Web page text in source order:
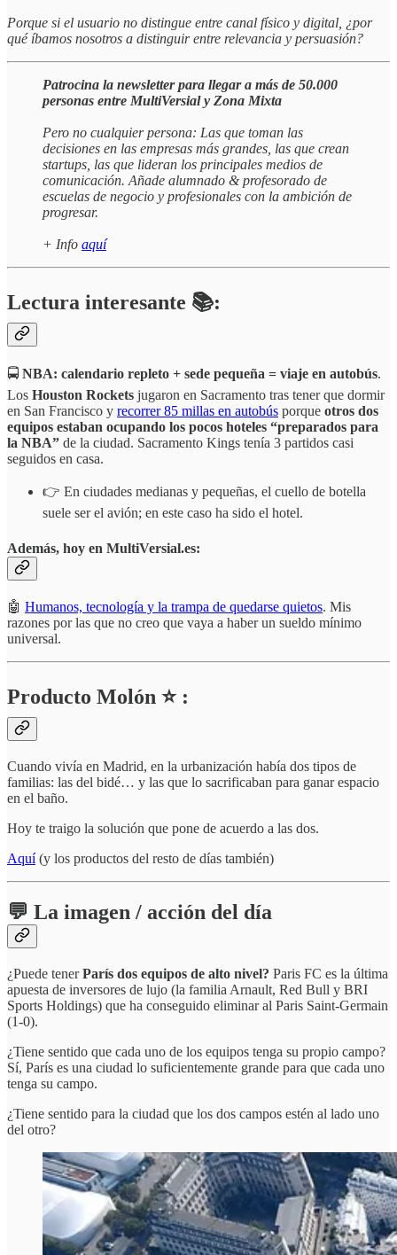
Porque si el usuario no distingue entre canal físico y digital, ¿por
qué íbamos nosotros a distinguir entre relevancia y persuasión?
Patrocina la newsletter para llegar a más de 50.000
personas entre MultiVersial y Zona Mixta
Pero no cualquier persona: Las que toman las
decisiones en las empresas más grandes, las que crean
startups, las que lideran los principales medios de
comunicación. Añade alumnado & profesorado de
escuelas de negocio y profesionales con la ambición de
progresar.
+ Info aquí
Lectura interesante 📚:
🚍 NBA: calendario repleto + sede pequeña = viaje en autobús.
Los Houston Rockets jugaron en Sacramento tras tener que dormir
en San Francisco y recorrer 85 millas en autobús porque otros dos
equipos estaban ocupando los pocos hoteles “preparados para
la NBA” de la ciudad. Sacramento Kings tenía 3 partidos casi
seguidos en casa.
👉 En ciudades medianas y pequeñas, el cuello de botella
suele ser el avión; en este caso ha sido el hotel.
Además, hoy en MultiVersial.es:
🤖 Humanos, tecnología y la trampa de quedarse quietos. Mis
razones por las que no creo que vaya a haber un sueldo mínimo
universal.
Producto Molón ⭐ :
Cuando vivía en Madrid, en la urbanización había dos tipos de
familias: las del bidé… y las que lo sacrificaban para ganar espacio
en el baño.
Hoy te traigo la solución que pone de acuerdo a las dos.
Aquí(y los productos del resto de días también)
💬 La imagen / acción del día
¿Puede tenerParís dos equipos de alto nivel? Paris FC es la última
apuesta de inversores de lujo (la familia Arnault, Red Bull y BRI
Sports Holdings) que ha conseguido eliminar al Paris Saint-Germain
(1-0).
¿Tiene sentido que cada uno de los equipos tenga su propio campo?
Sí, París es una ciudad lo suficientemente grande para que cada uno
tenga su campo.
¿Tiene sentido para la ciudad que los dos campos estén al lado uno
del otro?